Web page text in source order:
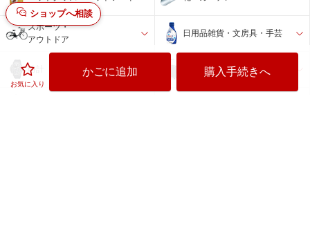
お気に入り
かごに追加 購入手続きへ
ショップへ相談
スポーツ・
アウトドア
日用品雑貨・文房具・手芸
時計